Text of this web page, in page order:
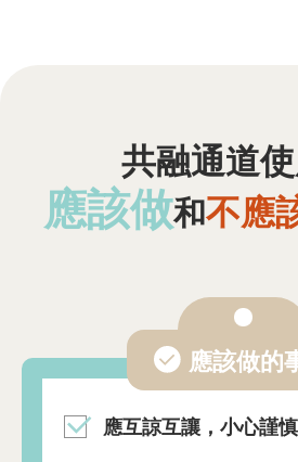
共融通道
應該做和不應
應該做的
應互諒互讓，小心謹慎